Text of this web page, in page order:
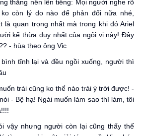
thẳng nên lên tiếng: Mọi người nghe rõ
còn lý do nào để phản đối nữa nhé,
là quan trọng nhất mà trong khi đó Ariel
kế thừa duy nhất của ngôi vị này! Đây
- hùa theo ông Vic
tĩnh lại và đều ngồi xuống, người thì
trái cũng ko thể nào trái ý trời được! -
- Bệ hạ! Ngài muốn làm sao thì làm, tôi
vậy nhưng người còn lại cũng thấy thế